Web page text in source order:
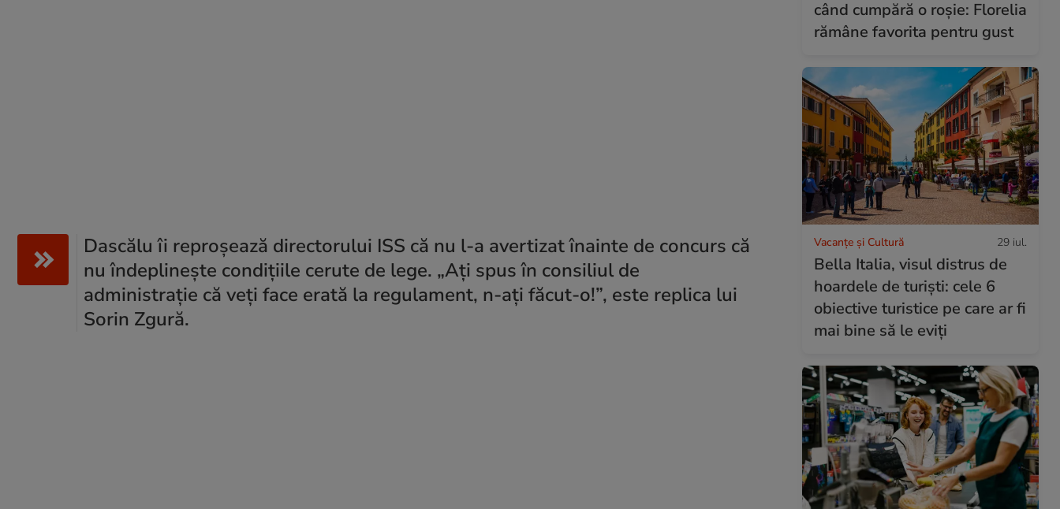
Dascălu îi reproșează directorului ISS că nu l-a avertizat înainte de concurs că
nu îndeplinește condițiile cerute de lege. „Ați spus în consiliul de
administrație că veți face erată la regulament, n-ați făcut-o!”, este replica lui
Sorin Zgură.
când cumpără o roșie: Florelia
rămâne favorita pentru gust
Vacanțe și Cultură 29 iul.
Bella Italia, visul distrus de
hoardele de turiști: cele 6
obiective turistice pe care ar fi
mai bine să le eviți